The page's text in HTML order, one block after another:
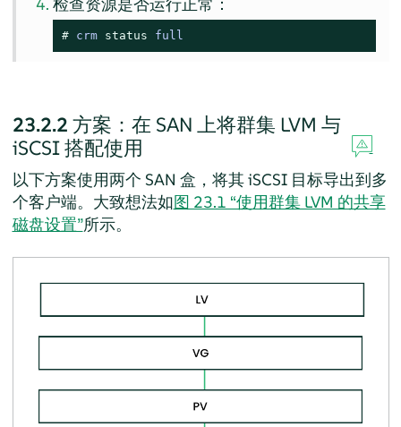
# crm status full
23.2.2 方案：在 SAN 上将群集 LVM 与
iSCSI 搭配使用
以下方案使用两个 SAN 盒，将其 iSCSI 目标导出到多
个客户端。大致想法如图 23.1 “使用群集 LVM 的共享
磁盘设置”所示。